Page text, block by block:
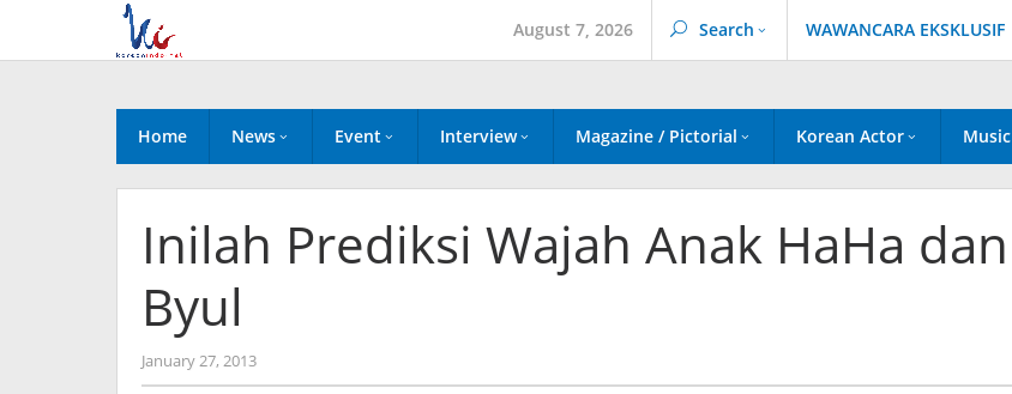
content
August 7, 2026 Search WAWANCARA EKSKLUSIF
Home News Event Interview Magazine / Pictorial Korean Actor Music
Inilah Prediksi Wajah Anak HaHa dan
Byul
January 27, 2013by
Koreanindo